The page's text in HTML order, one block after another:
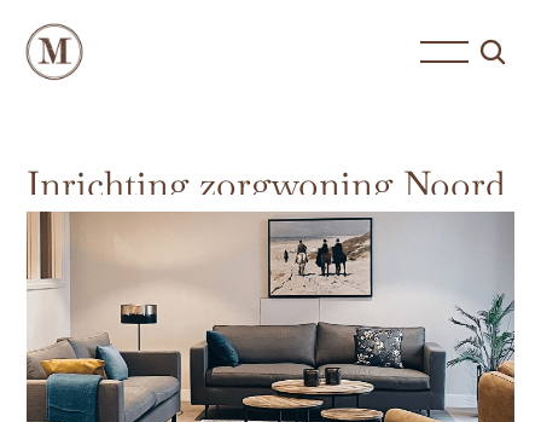
Inrichting zorgwoning Noord
Holland – stolpboerderij